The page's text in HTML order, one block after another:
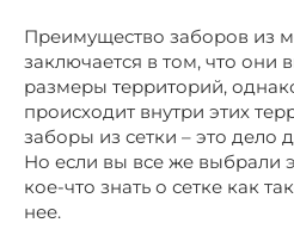
Преимущество заборов из
заключается в том, что они
размеры территорий,
происходит внутри этих
заборы из сетки – это дело
Но если вы все же выбрали
кое-что знать о сетке как
нее.